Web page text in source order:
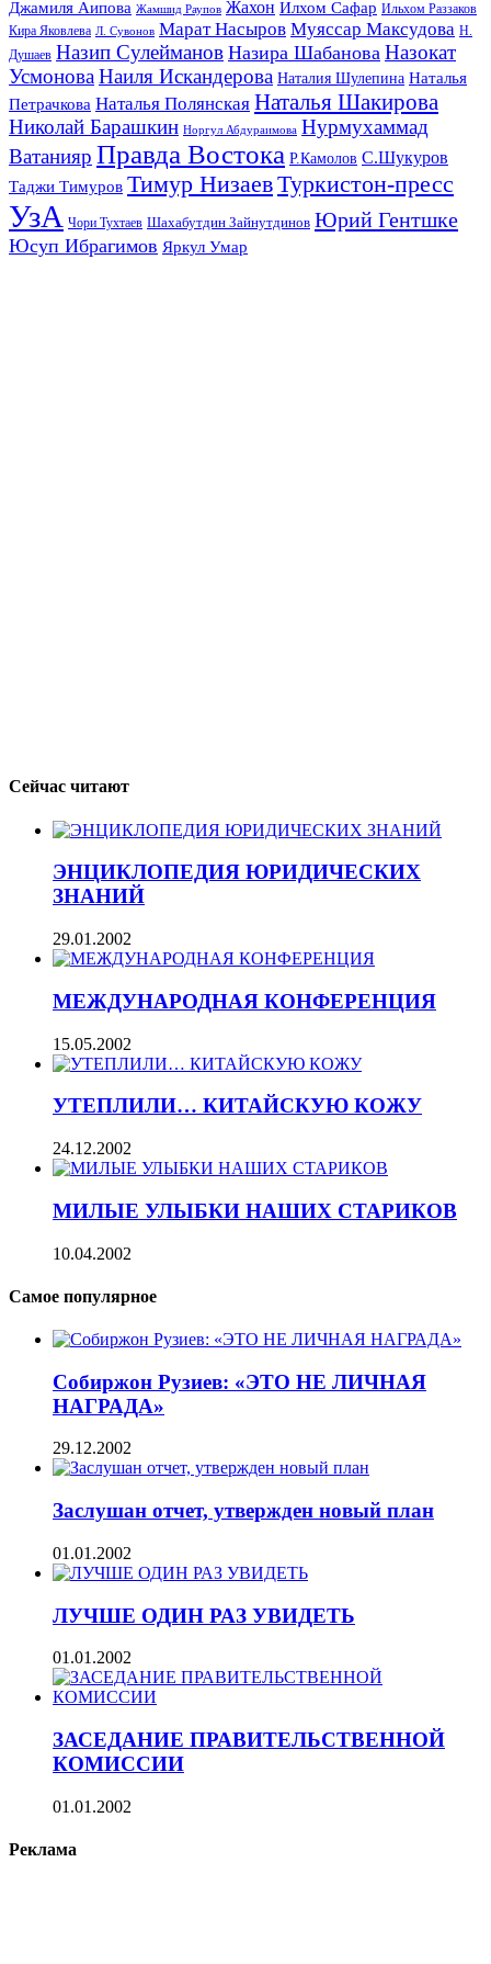
Джамиля Аипова Жамшид Раупов Жахон Илхом Сафар Ильхом Раззаков
Кира Яковлева Л. Сувонов Марат Насыров Муяссар Максудова Н.
Душаев Назип Сулейманов Назира Шабанова Назокат
УсмоноваНаиля Искандерова Наталия Шулепина Наталья
Петрачкова Наталья Полянская Наталья Шакирова
Николай Барашкин Норгул Абдураимова Нурмухаммад
Ватанияр Правда Востока Р.Камолов С.Шукуров
Таджи Тимуров Тимур НизаевТуркистон-пресс
УзА Чори Тухтаев Шахабутдин Зайнутдинов Юрий Гентшке
Юсуп Ибрагимов Яркул Умар
Сейчас читают
ЭНЦИКЛОПЕДИЯ ЮРИДИЧЕСКИХ
ЗНАНИЙ
29.01.2002
МЕЖДУНАРОДНАЯ КОНФЕРЕНЦИЯ
15.05.2002
УТЕПЛИЛИ… КИТАЙСКУЮ КОЖУ
24.12.2002
МИЛЫЕ УЛЫБКИ НАШИХ СТАРИКОВ
10.04.2002
Самое популярное
Собиржон Рузиев: «ЭТО НЕ ЛИЧНАЯ
НАГРАДА»
29.12.2002
Заслушан отчет, утвержден новый план
01.01.2002
ЛУЧШЕ ОДИН РАЗ УВИДЕТЬ
01.01.2002
ЗАСЕДАНИЕ ПРАВИТЕЛЬСТВЕННОЙ
КОМИССИИ
01.01.2002
Реклама